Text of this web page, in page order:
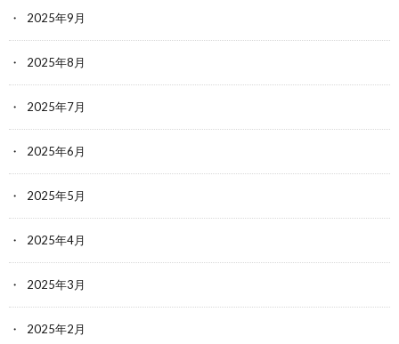
2025年9月
2025年8月
2025年7月
2025年6月
2025年5月
2025年4月
2025年3月
2025年2月